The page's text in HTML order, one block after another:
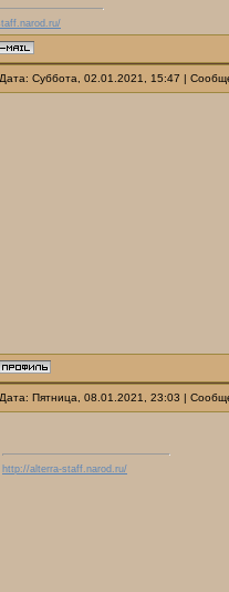
Дата: Суббота, 02.01.2021, 15:47 |
Дата: Пятница, 08.01.2021, 23:03 |
http://alterra-staff.narod.ru/